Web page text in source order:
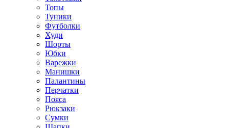
Топы
Туники
Футболки
Худи
Шорты
Юбки
Варежки
Манишки
Палантины
Перчатки
Пояса
Рюкзаки
Сумки